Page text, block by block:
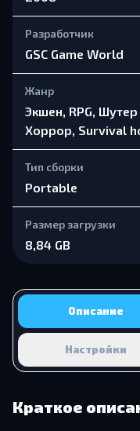
Разработчик
GSC Game World
Жанр
Экшен, RPG,
Хоррор, Survival
Тип сборки
Portable
Размер загрузки
8,84 GB
Описание
Настройки
Краткое